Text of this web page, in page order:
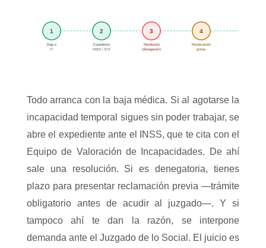
1
Baja e
IT
2
Expediente
INSS / EVI
3
Resolución
(denegación)
4
Reclamación
previa
Todo arranca con la baja médica. Si al agotarse la
incapacidad temporal sigues sin poder trabajar, se
abre el expediente ante el INSS, que te cita con el
Equipo de Valoración de Incapacidades. De ahí
sale una resolución. Si es denegatoria, tienes
plazo para presentar reclamación previa —trámite
obligatorio antes de acudir al juzgado—. Y si
tampoco ahí te dan la razón, se interpone
demanda ante el Juzgado de lo Social. El juicio es